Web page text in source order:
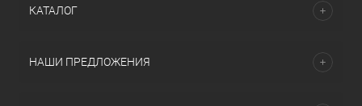
КАТАЛОГ
НАШИ ПРЕДЛОЖЕНИЯ